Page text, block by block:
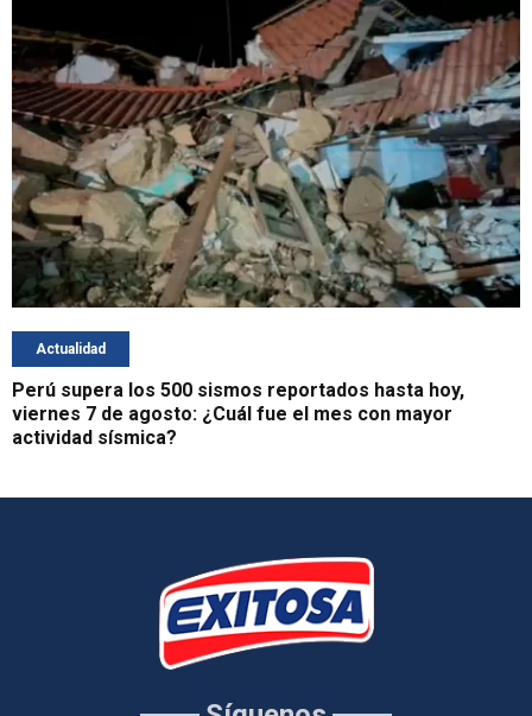
Actualidad
Perú supera los 500 sismos reportados hasta hoy,
viernes 7 de agosto: ¿Cuál fue el mes con mayor
actividad sísmica?